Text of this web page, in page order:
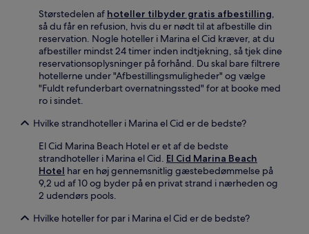
Størstedelen af hoteller tilbyder gratis afbestilling,
så du får en refusion, hvis du er nødt til at afbestille din
reservation. Nogle hoteller i Marina el Cid kræver, at du
afbestiller mindst 24 timer inden indtjekning, så tjek dine
reservationsoplysninger på forhånd. Du skal bare filtrere
hotellerne under "Afbestillingsmuligheder" og vælge
"Fuldt refunderbart overnatningssted" for at booke med
ro i sindet.
Hvilke strandhoteller i Marina el Cid er de bedste?
El Cid Marina Beach Hotel er et af de bedste
strandhoteller i Marina el Cid. El Cid Marina Beach
Hotel har en høj gennemsnitlig gæstebedømmelse på
9,2 ud af 10 og byder på en privat strand i nærheden og
2 udendørs pools.
Hvilke hoteller for par i Marina el Cid er de bedste?